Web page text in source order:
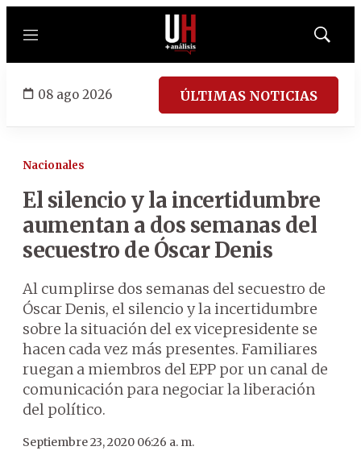
Menú
Mostrar
08 ago 2026 ÚLTIMAS NOTICIAS
Nacionales
El silencio y la incertidumbre
aumentan a dos semanas del
secuestro de Óscar Denis
Al cumplirse dos semanas del secuestro de
Óscar Denis, el silencio y la incertidumbre
sobre la situación del ex vicepresidente se
hacen cada vez más presentes. Familiares
ruegan a miembros del EPP por un canal de
comunicación para negociar la liberación
del político.
Septiembre 23, 2020 06:26 a. m.